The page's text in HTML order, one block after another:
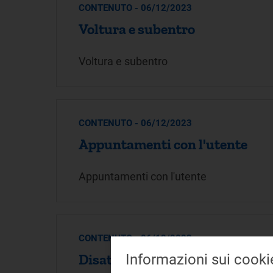
CONTENUTO - 06/12/2023
Voltura e subentro
Voltura e subentro
CONTENUTO - 06/12/2023
Appuntamenti con l'utente
Appuntamenti con l'utente
CONTENUTO - 06/12/2023
DisattivazioneInformazioni sui